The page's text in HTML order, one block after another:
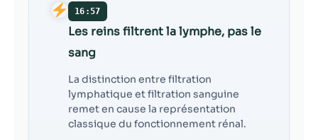
16:57
Les reins filtrent la lymphe, pas le
sang
La distinction entre filtration
lymphatique et filtration sanguine
remet en cause la représentation
classique du fonctionnement rénal.